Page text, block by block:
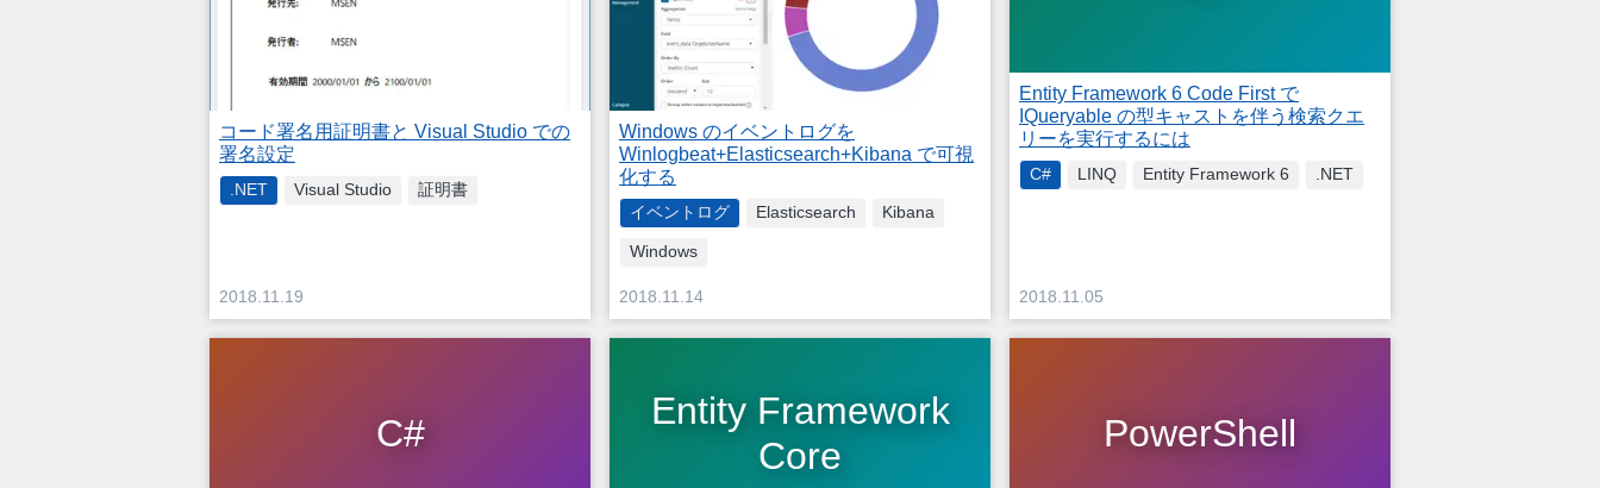
コード署名用証明書と Visual Studio での
署名設定
.NET Visual Studio 証明書
2018.11.19
Windows のイベントログを
Winlogbeat+Elasticsearch+Kibana で可視
化する
イベントログ Elasticsearch Kibana
Windows
2018.11.14
Entity Framework 6 Code First で
IQueryable の型キャストを伴う検索クエ
リーを実行するには
C# LINQ Entity Framework 6 .NET
2018.11.05
C#
Entity Framework
Core
PowerShell